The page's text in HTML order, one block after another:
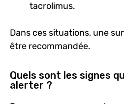
tacrolimus.
Dans ces situations, une
être recommandée.
Quels sont les signes
alerter ?